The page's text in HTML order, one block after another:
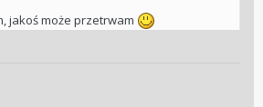
jakoś może przetrwam